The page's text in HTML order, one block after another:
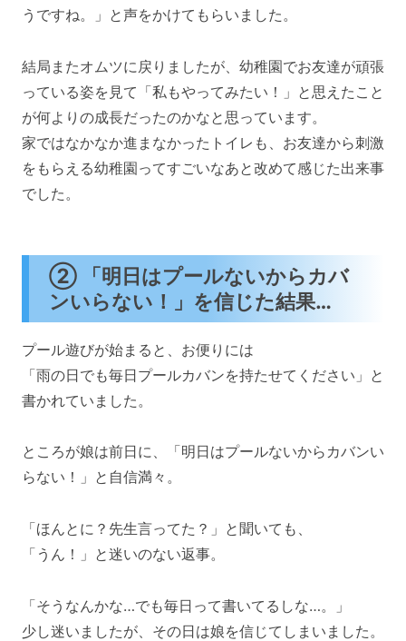
うですね。」と声をかけてもらいました。
結局またオムツに戻りましたが、幼稚園でお友達が頑張
っている姿を見て「私もやってみたい！」と思えたこと
が何よりの成長だったのかなと思っています。
家ではなかなか進まなかったトイレも、お友達から刺激
をもらえる幼稚園ってすごいなあと改めて感じた出来事
でした。
② 「明日はプールないからカバ
ンいらない！」を信じた結果…
プール遊びが始まると、お便りには
「雨の日でも毎日プールカバンを持たせてください」と
書かれていました。
ところが娘は前日に、「明日はプールないからカバンい
らない！」と自信満々。
「ほんとに？先生言ってた？」と聞いても、
「うん！」と迷いのない返事。
「そうなんかな…でも毎日って書いてるしな…。」
少し迷いましたが、その日は娘を信じてしまいました。